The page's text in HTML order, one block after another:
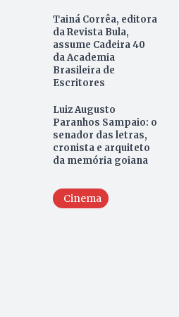
Tainá Corrêa, editora
da Revista Bula,
assume Cadeira 40
da Academia
Brasileira de
Escritores
Luiz Augusto
Paranhos Sampaio: o
senador das letras,
cronista e arquiteto
da memória goiana
Cinema